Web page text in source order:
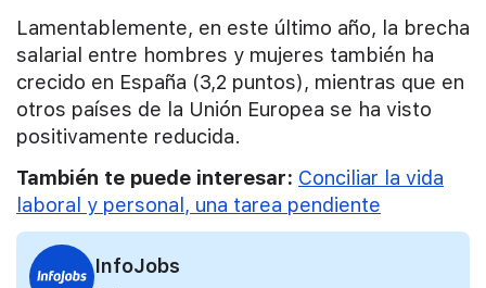
Lamentablemente, en este último año, la brecha
salarial entre hombres y mujeres también ha
crecido en España (3,2 puntos), mientras que en
otros países de la Unión Europea se ha visto
positivamente reducida.
También te puede interesar: Conciliar la vida
laboral y personal, una tarea pendiente
InfoJobs